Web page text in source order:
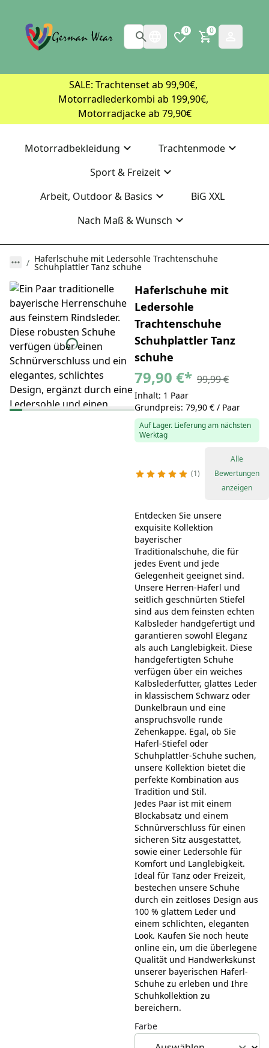
0 0
SALE: Trachtenset ab 99,90€,
Motorradlederkombi ab 199,90€,
Motorradjacke ab 79,90€
Motorradbekleidung
Trachtenmode
Sport & Freizeit
Arbeit, Outdoor & Basics
BiG XXL
Nach Maß & Wunsch
Haferlschuhe mit Ledersohle Trachtenschuhe
Schuhplattler Tanz schuhe
Haferlschuhe mit
Ledersohle
Trachtenschuhe
Schuhplattler Tanz
schuhe
79,90 €* 99,99 €
Inhalt: 1 Paar
Grundpreis: 79,90 € / Paar
Auf Lager. Lieferung am nächsten
Werktag
1
Alle
Bewertungen
anzeigen
Entdecken Sie unsere
exquisite Kollektion
bayerischer
Traditionalschuhe, die für
jedes Event und jede
Gelegenheit geeignet sind.
Unsere Herren-Haferl und
seitlich geschnürten Stiefel
sind aus dem feinsten echten
Kalbsleder handgefertigt und
garantieren sowohl Eleganz
als auch Langlebigkeit. Diese
handgefertigten Schuhe
verfügen über ein weiches
Kalbslederfutter, glattes Leder
in klassischem Schwarz oder
Dunkelbraun und eine
anspruchsvolle runde
Zehenkappe. Egal, ob Sie
Haferl-Stiefel oder
Schuhplattler-Schuhe suchen,
unsere Kollektion bietet die
perfekte Kombination aus
Tradition und Stil.
Jedes Paar ist mit einem
Blockabsatz und einem
Schnürverschluss für einen
sicheren Sitz ausgestattet,
sowie einer Ledersohle für
Komfort und Langlebigkeit.
Ideal für Tanz oder Freizeit,
bestechen unsere Schuhe
durch ein zeitloses Design aus
100 % glattem Leder und
einem schlichten, eleganten
Look. Kaufen Sie noch heute
online ein, um die überlegene
Qualität und Handwerkskunst
unserer bayerischen Haferl-
Schuhe zu erleben und Ihre
Schuhkollektion zu
bereichern.
Farbe